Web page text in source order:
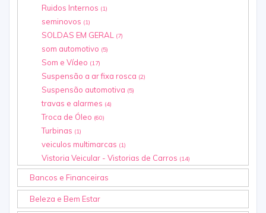
Ruidos Internos (1)
seminovos (1)
SOLDAS EM GERAL (7)
som automotivo (5)
Som e Vídeo (17)
Suspensão a ar fixa rosca (2)
Suspensão automotiva (5)
travas e alarmes (4)
Troca de Óleo (60)
Turbinas (1)
veiculos multimarcas (1)
Vistoria Veicular - Vistorias de Carros (14)
Bancos e Financeiras
Beleza e Bem Estar